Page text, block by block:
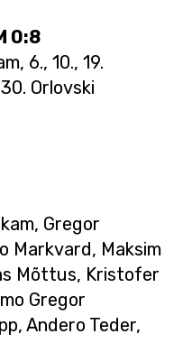
0:8
6., 10., 19.
Orlovski
Gregor
Markvard, Maksim
Mõttus, Kristofer
Gregor
Andero Teder,